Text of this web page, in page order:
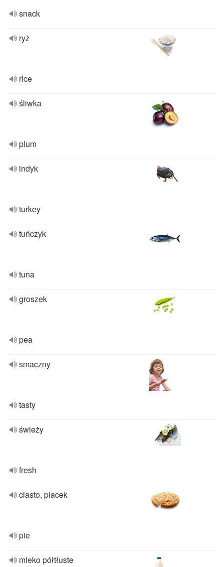
snack
ryż
rice
śliwka
plum
indyk
turkey
tuńczyk
tuna
groszek
pea
smaczny
tasty
świeży
fresh
ciasto, placek
pie
mleko półtłuste